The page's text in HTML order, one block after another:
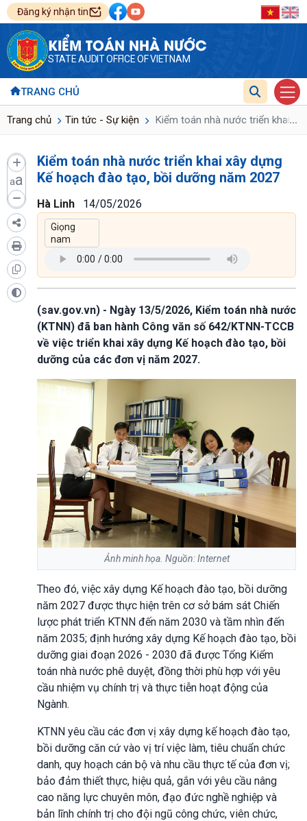
Đăng ký nhận tin
KIỂM TOÁN NHÀ NƯỚC
STATE AUDIT OFFICE OF VIETNAM
TRANG CHỦ
Trang chủ Tin tức - Sự kiện Kiểm toán nhà nước triển khai...
aa
Kiểm toán nhà nước triển khai xây dựng
Kế hoạch đào tạo, bồi dưỡng năm 2027
Hà Linh 14/05/2026
(sav.gov.vn) - Ngày 13/5/2026, Kiểm toán nhà nước
(KTNN) đã ban hành Công văn số 642/KTNN-TCCB
về việc triển khai xây dựng Kế hoạch đào tạo, bồi
dưỡng của các đơn vị năm 2027.
Ảnh minh họa. Nguồn: Internet
Theo đó, việc xây dựng Kế hoạch đào tạo, bồi dưỡng
năm 2027 được thực hiện trên cơ sở bám sát Chiến
lược phát triển KTNN đến năm 2030 và tầm nhìn đến
năm 2035; định hướng xây dựng Kế hoạch đào tạo, bồi
dưỡng giai đoạn 2026 - 2030 đã được Tổng Kiểm
toán nhà nước phê duyệt, đồng thời phù hợp với yêu
cầu nhiệm vụ chính trị và thực tiễn hoạt động của
Ngành.
KTNN yêu cầu các đơn vị xây dựng kế hoạch đào tạo,
bồi dưỡng căn cứ vào vị trí việc làm, tiêu chuẩn chức
danh, quy hoạch cán bộ và nhu cầu thực tế của đơn vị;
bảo đảm thiết thực, hiệu quả, gắn với yêu cầu nâng
cao năng lực chuyên môn, đạo đức nghề nghiệp và
bản lĩnh chính trị cho đội ngũ công chức, viên chức,